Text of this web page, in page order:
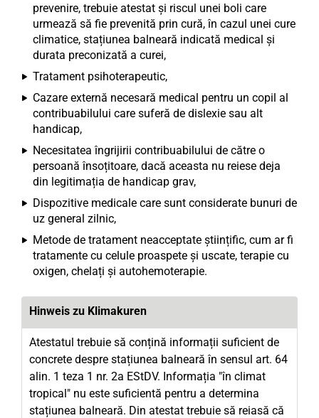
prevenire, trebuie atestat și riscul unei boli care
urmează să fie prevenită prin cură, în cazul unei cure
climatice, stațiunea balneară indicată medical și
durata preconizată a curei,
Tratament psihoterapeutic,
Cazare externă necesară medical pentru un copil al
contribuabilului care suferă de dislexie sau alt
handicap,
Necesitatea îngrijirii contribuabilului de către o
persoană însoțitoare, dacă aceasta nu reiese deja
din legitimația de handicap grav,
Dispozitive medicale care sunt considerate bunuri de
uz general zilnic,
Metode de tratament neacceptate științific, cum ar fi
tratamente cu celule proaspete și uscate, terapie cu
oxigen, chelați și autohemoterapie.
Hinweis zu Klimakuren
Atestatul trebuie să conțină informații suficient de
concrete despre stațiunea balneară în sensul art. 64
alin. 1 teza 1 nr. 2a EStDV. Informația "în climat
tropical" nu este suficientă pentru a determina
stațiunea balneară. Din atestat trebuie să reiasă că